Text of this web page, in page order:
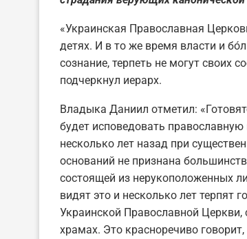
«Украинская Православная
детях. И в то же время власти и
сознание, терпеть не могут своих
подчеркнул иерарх.
Владыка Даниил отметил:
будет исповедовать
несколько лет назад при
оснований не признана
состоящей из нерукоположенных
видят это и несколько лет терпят
Украинской Православной
храмах. Это красноречиво